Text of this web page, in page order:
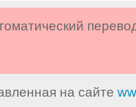
на сайте